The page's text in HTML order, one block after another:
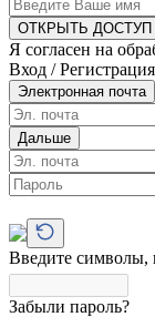
ОТКРЫТЬ ДОСТУП
Я согласен на
Вход / Регистрация
Электронная почта
Дальше
Введите символы,
Забыли пароль?